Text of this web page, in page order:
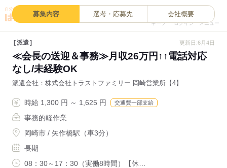
キープ ログイン メニュー
募集内容 選考・応募先 会社概要
派遣 更新日:6月4日
≪会長の送迎＆事務≫月収26万円↑↑電話対応
なし/未経験OK
派遣会社 株式会社トラストファミリー 岡崎営業所【4】
時給 1,300 円 ～ 1,625 円 交通費一部支給
事務的軽作業
岡崎市 / 矢作橋駅（車3分）
長期
08：30～17：30（実働8時間）【休…